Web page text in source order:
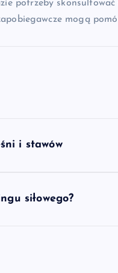
potrzeby
mogą
i stawów
siłowego?